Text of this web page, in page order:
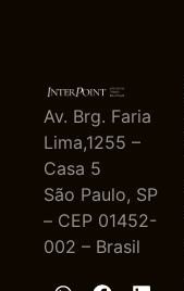
Av. Brg. Faria
Lima,1255 –
Casa 5
São Paulo, SP
– CEP 01452-
002 – Brasil